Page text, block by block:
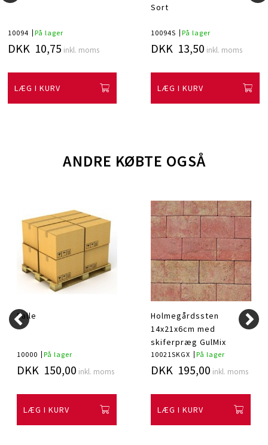
10094 På lager
DKK 10,75 inkl. moms
LÆG I KURV
Sort
10094S På lager
DKK 13,50 inkl. moms
LÆG I KURV
ANDRE KØBTE OGSÅ
Palle
10000 På lager
DKK 150,00 inkl. moms
LÆG I KURV
Holmegårdssten
14x21x6cm med
skiferpræg GulMix
10021SKGX På lager
DKK 195,00 inkl. moms
LÆG I KURV